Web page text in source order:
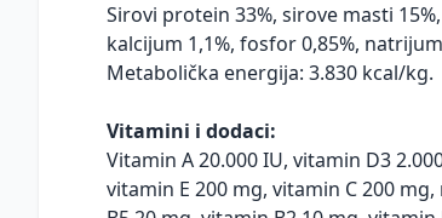
Sirovi protein 33%, sirove masti
kalcijum 1,1%, fosfor 0,85%,
Metabolička energija: 3.830 kcal/kg.
Vitamini i dodaci:
Vitamin A 20.000 IU, vitamin D3
vitamin E 200 mg, vitamin C 200